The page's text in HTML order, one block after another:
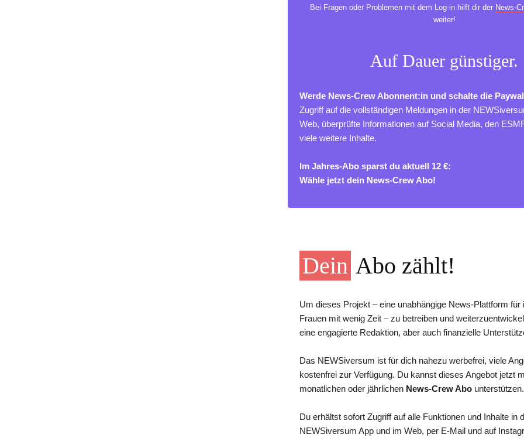
Bei Fragen oder Problemen mit dem Log-in hilft dir der News-
weiter!
Auf Dauer günstiger.
Werde News-Crew Abonnent:in und schalte die
Zugriff auf die vollständigen Meldungen in der
Web, überprüfte Informationen auf Social Media, den
viele weitere Inhalte.
Im Jahres-Abo sparst du aktuell 12 €:
Wähle jetzt dein News-Crew Abo!
Dein Abo zählt!
Um dieses Projekt – eine unabhängige News-Plattform für
Frauen mit wenig Zeit – zu betreiben und
eine engagierte Redaktion, aber auch finanzielle
Das NEWSiversum ist für dich nahezu werbefrei, viele
kostenfrei zur Verfügung. Du kannst dieses Angebot jetzt
monatlichen oder jährlichen News-Crew Abo unterstützen.
Du erhältst sofort Zugriff auf alle Funktionen und Inhalte in
NEWSiversum App und im Web, per E-Mail und auf